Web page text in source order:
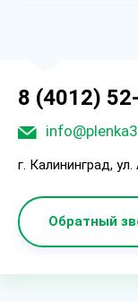
8 (4012)
г. Калининград,
Обратный